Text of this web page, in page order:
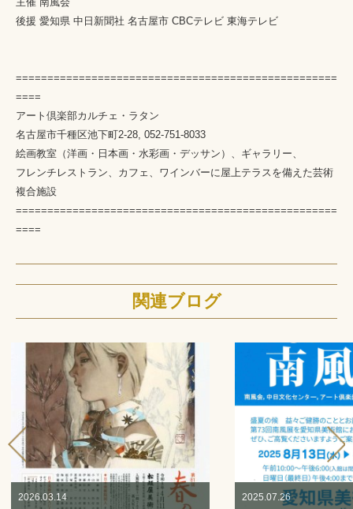
後援 愛知県 中日新聞社 名古屋市 CBCテレビ 東海テレビ
===================================================
====
アート倶楽部カルチェ・ラタン
名古屋市千種区池下町2-28, 052-751-8033
絵画教室（洋画・日本画・水彩画・デッサン）、ギャラリー、
フレンチレストラン、カフェ、ワインバーに屋上テラスを備えた芸術
複合施設
===================================================
====
関連ブログ
2026.03.14 2025.07.26